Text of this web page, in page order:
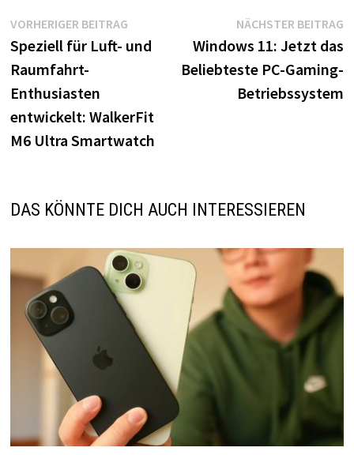
Beitragsnavigation
VORHERIGER BEITRAGVorheriger
Beitrag:
Speziell für Luft- und
Raumfahrt-
Enthusiasten
entwickelt: WalkerFit
M6 Ultra Smartwatch
NÄCHSTER BEITRAG
Windows 11: Jetzt das
Beliebteste PC-Gaming-
Betriebssystem
DAS KÖNNTE DICH AUCH INTERESSIEREN